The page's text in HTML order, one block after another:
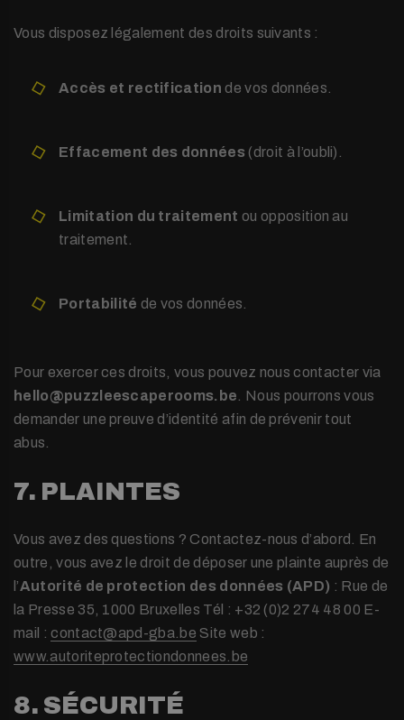
Vous disposez légalement des droits suivants :
Accès et rectification de vos données.
Effacement des données (droit à l’oubli).
Limitation du traitement ou opposition au
traitement.
Portabilité de vos données.
Pour exercer ces droits, vous pouvez nous contacter via
hello@puzzleescaperooms.be . Nous pourrons vous
demander une preuve d’identité afin de prévenir tout
abus.
7. PLAINTES
Vous avez des questions ? Contactez-nous d’abord. En
outre, vous avez le droit de déposer une plainte auprès de
l’Autorité de protection des données (APD) : Rue de
la Presse 35, 1000 Bruxelles Tél : +32 (0)2 274 48 00 E-
mail :contact@apd-gba.be Site web :
www.autoriteprotectiondonnees.be
8. SÉCURITÉ